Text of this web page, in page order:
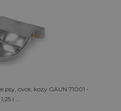
psy, ovce, kozy GAUN 71001 -
1,25 l ...